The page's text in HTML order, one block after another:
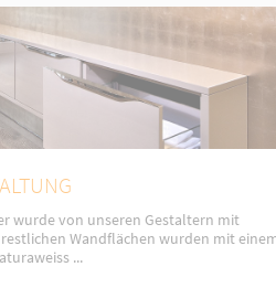
wurde von unseren Gestaltern mit
Wandflächen wurden mit
...